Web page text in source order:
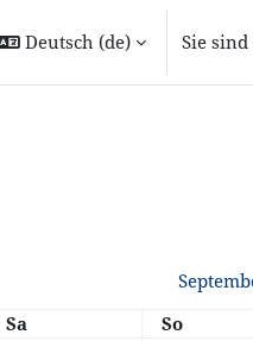
Deutsch ‎(de)‎ Sie sind
Samstag
Sa Sonntag
So